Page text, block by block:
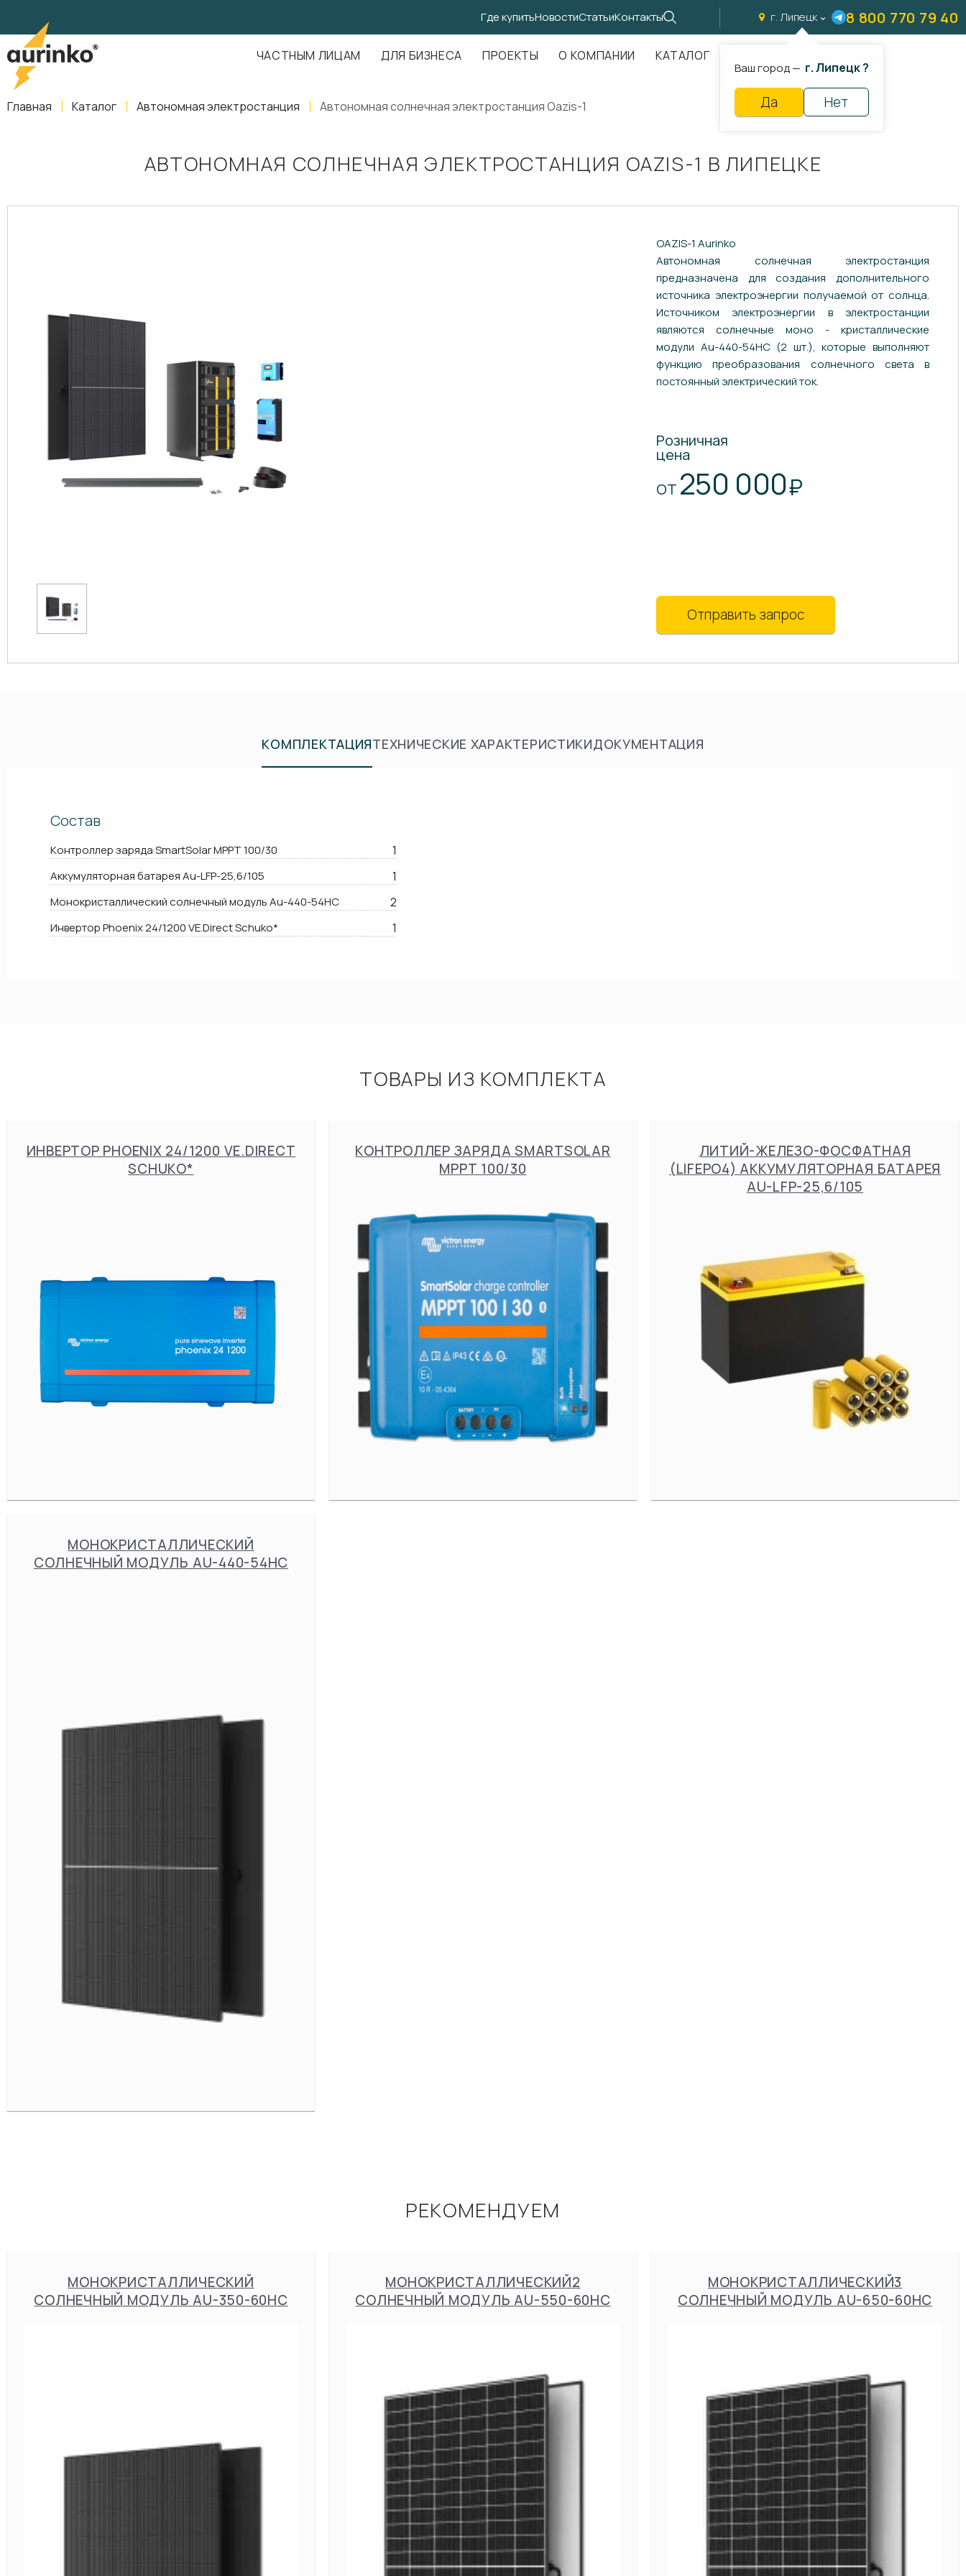
Где купитьНовостиСтатьиКонтакты г. Липецк
Ваш город — г. Липецк ?
Да Нет
8 800 770 79 40
ЧАСТНЫМ ЛИЦАМ ДЛЯ БИЗНЕСА ПРОЕКТЫ О КОМПАНИИ КАТАЛОГ
Главная Каталог Автономная электростанция Автономная солнечная электростанция Oazis-1
АВТОНОМНАЯ СОЛНЕЧНАЯ ЭЛЕКТРОСТАНЦИЯ OAZIS-1 В ЛИПЕЦКЕ
OAZIS-1 Aurinko
Автономная солнечная электростанция
предназначена для создания дополнительного
источника электроэнергии получаемой от солнца.
Источником электроэнергии в электростанции
являются солнечные моно - кристаллические
модули Au-440-54HC (2 шт.), которые выполняют
функцию преобразования солнечного света в
постоянный электрический ток.
Розничная
цена
ОТ 250 000₽
Отправить запрос
КОМПЛЕКТАЦИЯТЕХНИЧЕСКИЕ ХАРАКТЕРИСТИКИДОКУМЕНТАЦИЯ
Состав
Контроллер заряда SmartSolar MPPT 100/30 1
Аккумуляторная батарея Au-LFP-25,6/105 1
Монокристаллический солнечный модуль Au-440-54HC 2
Инвертор Phoenix 24/1200 VE.Direct Schuko* 1
ТОВАРЫ ИЗ КОМПЛЕКТА
ИНВЕРТОР PHOENIX 24/1200 VE.DIRECT
SCHUKO*
КОНТРОЛЛЕР ЗАРЯДА SMARTSOLAR
MPPT 100/30
ЛИТИЙ-ЖЕЛЕЗО-ФОСФАТНАЯ
(LIFEPO4) АККУМУЛЯТОРНАЯ БАТАРЕЯ
AU-LFP-25,6/105
МОНОКРИСТАЛЛИЧЕСКИЙ
СОЛНЕЧНЫЙ МОДУЛЬ AU-440-54HC
РЕКОМЕНДУЕМ
МОНОКРИСТАЛЛИЧЕСКИЙ
СОЛНЕЧНЫЙ МОДУЛЬ AU-350-60HC
МОНОКРИСТАЛЛИЧЕСКИЙ2
СОЛНЕЧНЫЙ МОДУЛЬ AU-550-60HC
МОНОКРИСТАЛЛИЧЕСКИЙ3
СОЛНЕЧНЫЙ МОДУЛЬ AU-650-60HC
,Свердловская область
info@aurinkos.com
8-800-770-79-40